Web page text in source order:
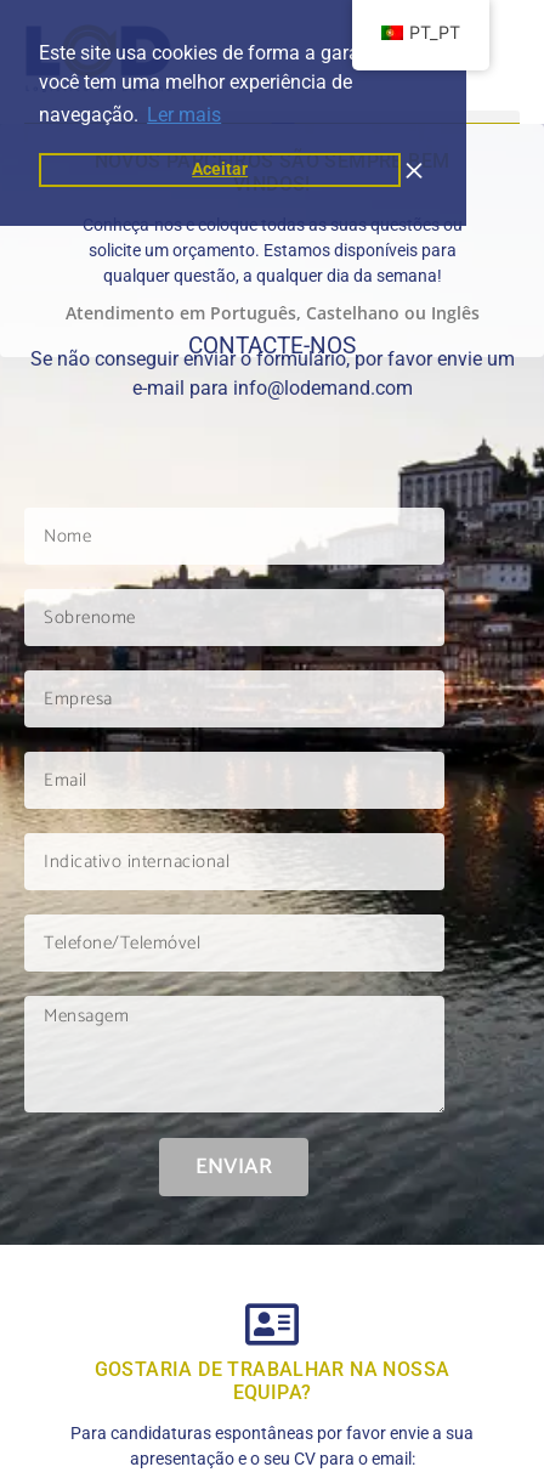
Este site usa cookies de forma a garantir que
você tem uma melhor experiência de
navegação. Ler mais
Aceitar
NOVOS PARCEIROS SÃO SEMPRE BEM
VINDOS!
Conheça-nos e coloque todas as suas questões ou
solicite um orçamento. Estamos disponíveis para
qualquer questão, a qualquer dia da semana!
Atendimento em Português, Castelhano ou Inglês
CONTACTE-NOS
Se não conseguir enviar o formulário, por favor envie um
e-mail para info@lodemand.com
ENVIAR
GOSTARIA DE TRABALHAR NA NOSSA
EQUIPA?
Para candidaturas espontâneas por favor envie a sua
apresentação e o seu CV para o email:
PT_PT